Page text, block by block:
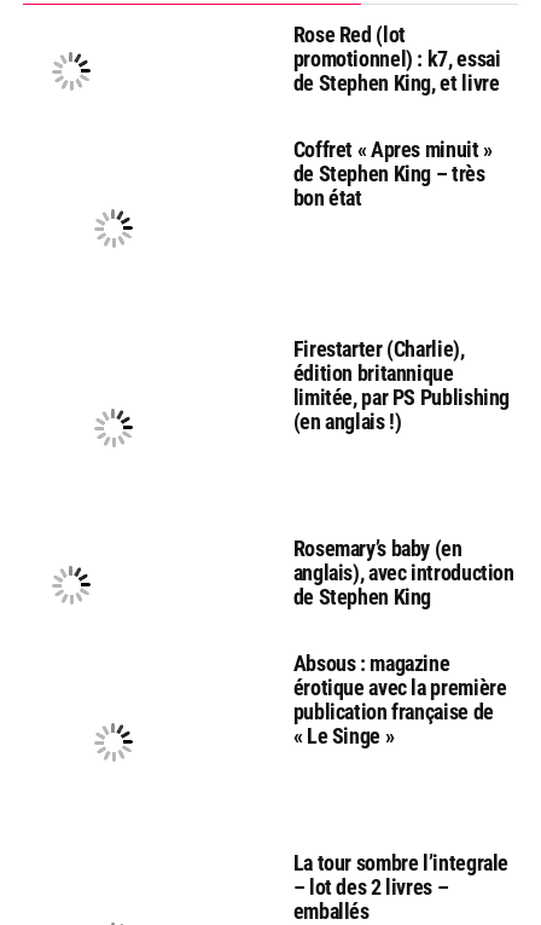
Rose Red (lot
promotionnel) : k7, essai
de Stephen King, et livre
Coffret « Apres minuit »
de Stephen King – très
bon état
Firestarter (Charlie),
édition britannique
limitée, par PS Publishing
(en anglais !)
Rosemary’s baby (en
anglais), avec introduction
de Stephen King
Absous : magazine
érotique avec la première
publication française de
« Le Singe »
La tour sombre l’integrale
– lot des 2 livres –
emballés